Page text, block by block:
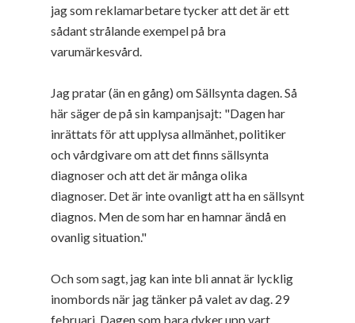
jag som reklamarbetare tycker att det är ett
sådant strålande exempel på bra
varumärkesvård.
Jag pratar (än en gång) om Sällsynta dagen. Så
här säger de på sin kampanjsajt: "Dagen har
inrättats för att upplysa allmänhet, politiker
och vårdgivare om att det finns sällsynta
diagnoser och att det är många olika
diagnoser. Det är inte ovanligt att ha en sällsynt
diagnos. Men de som har en hamnar ändå en
ovanlig situation."
Och som sagt, jag kan inte bli annat är lycklig
inombords när jag tänker på valet av dag. 29
februari. Dagen som bara dyker upp vart